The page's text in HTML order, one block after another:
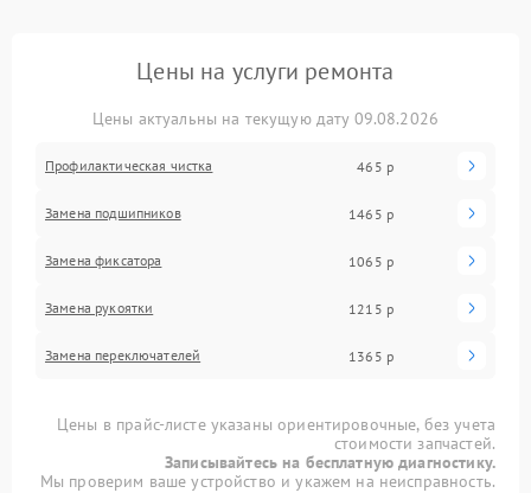
Цены на услуги ремонта
Цены актуальны на текущую дату 09.08.2026
Профилактическая чистка 465 р
Замена подшипников 1465 р
Замена фиксатора 1065 р
Замена рукоятки 1215 р
Замена переключателей 1365 р
Цены в прайс-листе указаны ориентировочные, без учета
стоимости запчастей.
Записывайтесь на бесплатную диагностику.
Мы проверим ваше устройство и укажем на неисправность.